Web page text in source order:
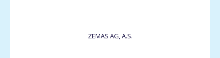
ZEMAS AG, A.S.